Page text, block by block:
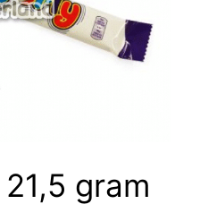
gram